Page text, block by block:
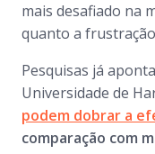
mais desafiado na
quanto a
Pesquisas já
Universidade de
podem dobrar a
comparação com